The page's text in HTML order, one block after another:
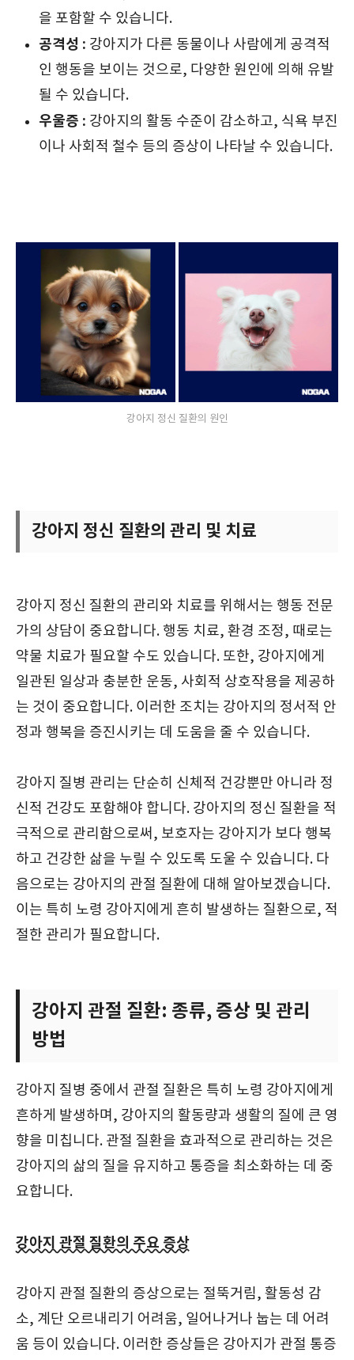
을 포함할 수 있습니다.
공격성 : 강아지가 다른 동물이나 사람에게 공격적
인 행동을 보이는 것으로, 다양한 원인에 의해 유발
될 수 있습니다.
우울증 : 강아지의 활동 수준이 감소하고, 식욕 부진
이나 사회적 철수 등의 증상이 나타날 수 있습니다.
강아지 정신 질환의 원인
강아지 정신 질환의 관리 및 치료
강아지 정신 질환의 관리와 치료를 위해서는 행동 전문
가의 상담이 중요합니다. 행동 치료, 환경 조정, 때로는
약물 치료가 필요할 수도 있습니다. 또한, 강아지에게
일관된 일상과 충분한 운동, 사회적 상호작용을 제공하
는 것이 중요합니다. 이러한 조치는 강아지의 정서적 안
정과 행복을 증진시키는 데 도움을 줄 수 있습니다.
강아지 질병 관리는 단순히 신체적 건강뿐만 아니라 정
신적 건강도 포함해야 합니다. 강아지의 정신 질환을 적
극적으로 관리함으로써, 보호자는 강아지가 보다 행복
하고 건강한 삶을 누릴 수 있도록 도울 수 있습니다. 다
음으로는 강아지의 관절 질환에 대해 알아보겠습니다.
이는 특히 노령 강아지에게 흔히 발생하는 질환으로, 적
절한 관리가 필요합니다.
강아지 관절 질환: 종류, 증상 및 관리
방법
강아지 질병 중에서 관절 질환은 특히 노령 강아지에게
흔하게 발생하며, 강아지의 활동량과 생활의 질에 큰 영
향을 미칩니다. 관절 질환을 효과적으로 관리하는 것은
강아지의 삶의 질을 유지하고 통증을 최소화하는 데 중
요합니다.
강아지 관절 질환의 주요 증상
강아지 관절 질환의 증상으로는 절뚝거림, 활동성 감
소, 계단 오르내리기 어려움, 일어나거나 눕는 데 어려
움 등이 있습니다. 이러한 증상들은 강아지가 관절 통증